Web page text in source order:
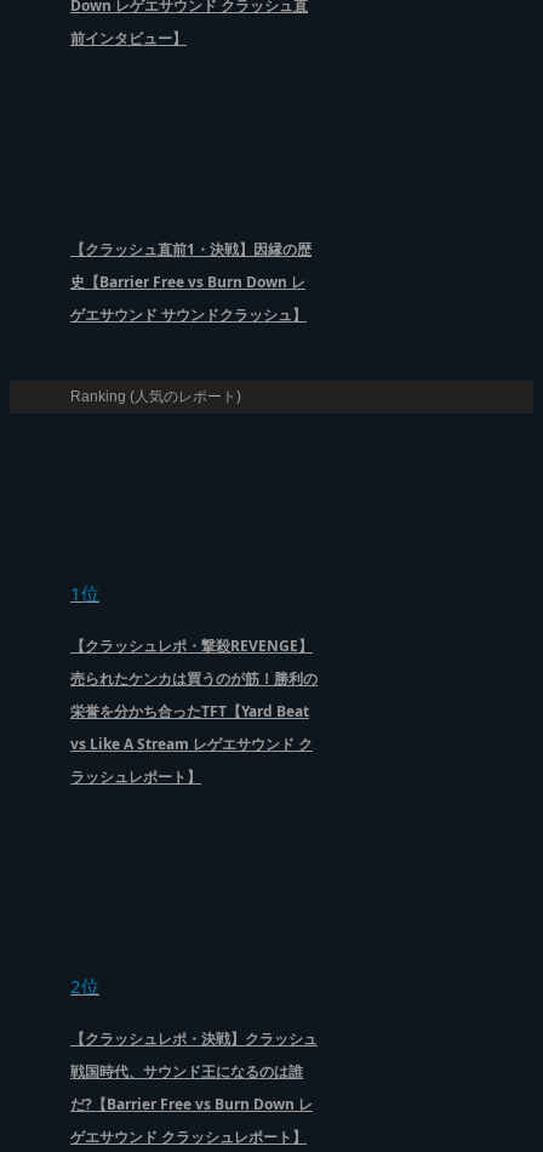
Down レゲエサウンド クラッシュ直
前インタビュー】
【クラッシュ直前1・決戦】因縁の歴
史【Barrier Free vs Burn Down レ
ゲエサウンド サウンドクラッシュ】
Ranking (人気のレポート)
1位
【クラッシュレポ・撃殺REVENGE】
売られたケンカは買うのが筋！勝利の
栄誉を分かち合ったTFT【Yard Beat
vs Like A Stream レゲエサウンド ク
ラッシュレポート】
2位
【クラッシュレポ・決戦】クラッシュ
戦国時代、サウンド王になるのは誰
だ?【Barrier Free vs Burn Down レ
ゲエサウンド クラッシュレポート】